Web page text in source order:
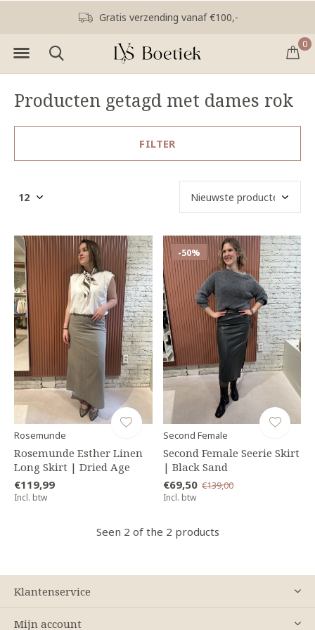
0
Gratis verzending vanaf €100,-
Producten getagd met dames rok
FILTER
Rosemunde
Rosemunde Esther Linen
Long Skirt | Dried Age
€119,99
Incl. btw
-50%
Second Female
Second Female Seerie Skirt
| Black Sand
€69,50 €139,00
Incl. btw
Seen 2 of the 2 products
Klantenservice
Mijn account